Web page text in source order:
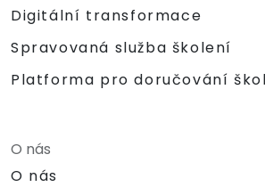
Digitální transformace
Spravovaná služba školení
Platforma pro doručování
O nás
O nás